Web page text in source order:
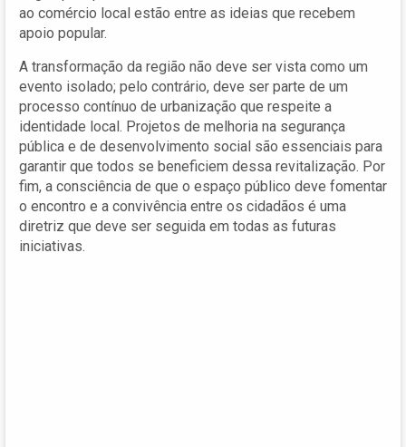
ao comércio local estão entre as ideias que recebem
apoio popular.
A transformação da região não deve ser vista como um
evento isolado; pelo contrário, deve ser parte de um
processo contínuo de urbanização que respeite a
identidade local. Projetos de melhoria na segurança
pública e de desenvolvimento social são essenciais para
garantir que todos se beneficiem dessa revitalização. Por
fim, a consciência de que o espaço público deve fomentar
o encontro e a convivência entre os cidadãos é uma
diretriz que deve ser seguida em todas as futuras
iniciativas.